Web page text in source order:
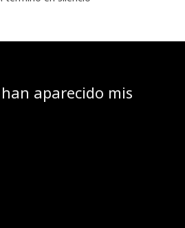
aparecido mis